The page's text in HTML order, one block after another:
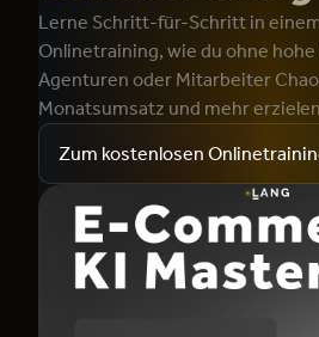
Lerne Schritt-für-Schritt in
Onlinetraining, wie du ohne
Agenturen oder Mitarbeiter
Monatsumsatz und mehr
Zum kostenlosen